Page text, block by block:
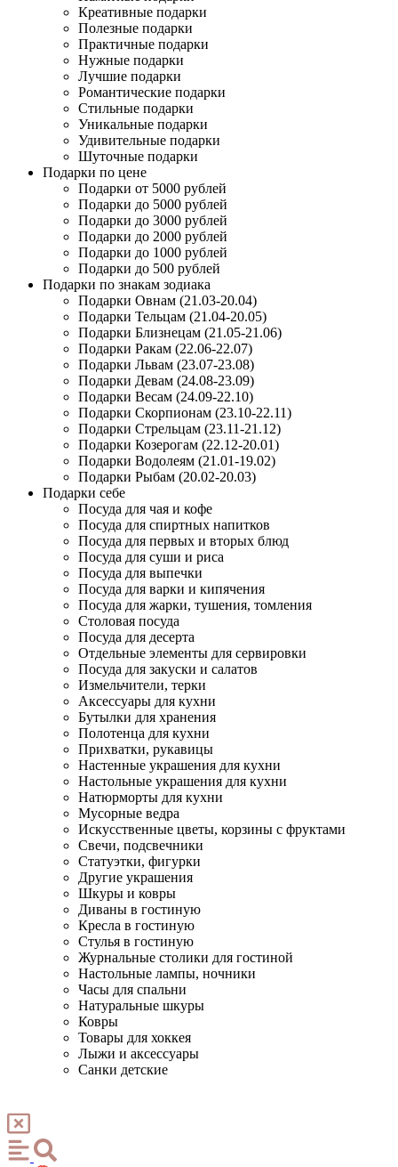
Креативные подарки
Полезные подарки
Практичные подарки
Нужные подарки
Лучшие подарки
Романтические подарки
Стильные подарки
Уникальные подарки
Удивительные подарки
Шуточные подарки
Подарки по цене
Подарки от 5000 рублей
Подарки до 5000 рублей
Подарки до 3000 рублей
Подарки до 2000 рублей
Подарки до 1000 рублей
Подарки до 500 рублей
Подарки по знакам зодиака
Подарки Овнам (21.03-20.04)
Подарки Тельцам (21.04-20.05)
Подарки Близнецам (21.05-21.06)
Подарки Ракам (22.06-22.07)
Подарки Львам (23.07-23.08)
Подарки Девам (24.08-23.09)
Подарки Весам (24.09-22.10)
Подарки Скорпионам (23.10-22.11)
Подарки Стрельцам (23.11-21.12)
Подарки Козерогам (22.12-20.01)
Подарки Водолеям (21.01-19.02)
Подарки Рыбам (20.02-20.03)
Подарки себе
Посуда для чая и кофе
Посуда для спиртных напитков
Посуда для первых и вторых блюд
Посуда для суши и риса
Посуда для выпечки
Посуда для варки и кипячения
Посуда для жарки, тушения, томления
Столовая посуда
Посуда для десерта
Отдельные элементы для сервировки
Посуда для закуски и салатов
Измельчители, терки
Аксессуары для кухни
Бутылки для хранения
Полотенца для кухни
Прихватки, рукавицы
Настенные украшения для кухни
Настольные украшения для кухни
Натюрморты для кухни
Мусорные ведра
Искусственные цветы, корзины с фруктами
Свечи, подсвечники
Статуэтки, фигурки
Другие украшения
Шкуры и ковры
Диваны в гостиную
Кресла в гостиную
Стулья в гостиную
Журнальные столики для гостиной
Настольные лампы, ночники
Часы для спальни
Натуральные шкуры
Ковры
Товары для хоккея
Лыжи и аксессуары
Санки детские